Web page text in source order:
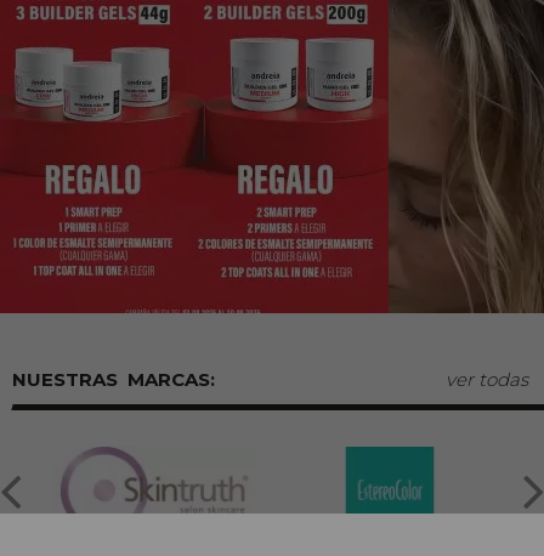
MARCAS: ver todas